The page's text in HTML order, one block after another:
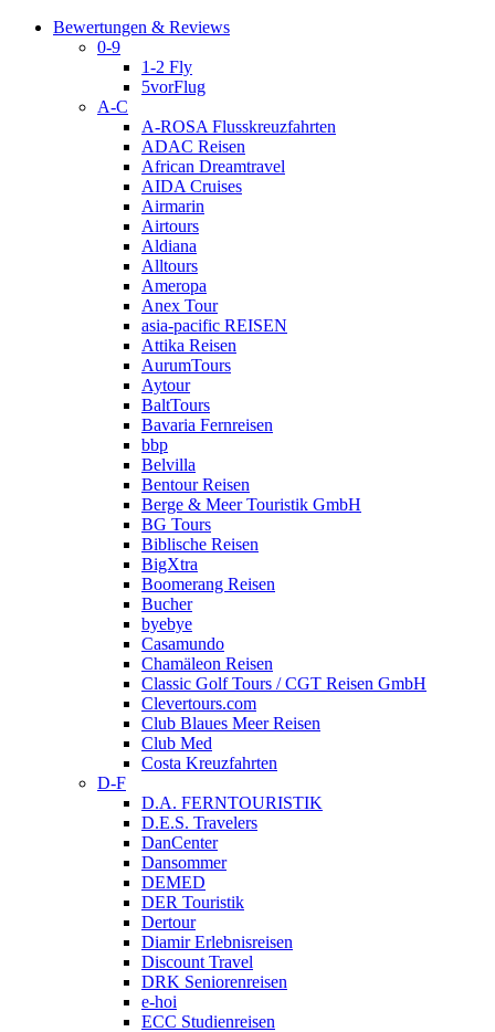
Bewertungen & Reviews
0-9
1-2 Fly
5vorFlug
A-C
A-ROSA Flusskreuzfahrten
ADAC Reisen
African Dreamtravel
AIDA Cruises
Airmarin
Airtours
Aldiana
Alltours
Ameropa
Anex Tour
asia-pacific REISEN
Attika Reisen
AurumTours
Aytour
BaltTours
Bavaria Fernreisen
bbp
Belvilla
Bentour Reisen
Berge & Meer Touristik GmbH
BG Tours
Biblische Reisen
BigXtra
Boomerang Reisen
Bucher
byebye
Casamundo
Chamäleon Reisen
Classic Golf Tours / CGT Reisen GmbH
Clevertours.com
Club Blaues Meer Reisen
Club Med
Costa Kreuzfahrten
D-F
D.A. FERNTOURISTIK
D.E.S. Travelers
DanCenter
Dansommer
DEMED
DER Touristik
Dertour
Diamir Erlebnisreisen
Discount Travel
DRK Seniorenreisen
e-hoi
ECC Studienreisen